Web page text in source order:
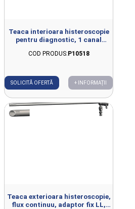
Teaca interioara histeroscopie
pentru diagnostic, 1 canal
L300mm
COD PRODUS: P10518
SOLICITĂ OFERTĂ + INFORMAȚII
Teaca exterioara histeroscopie,
flux continuu, adaptor fix LL,